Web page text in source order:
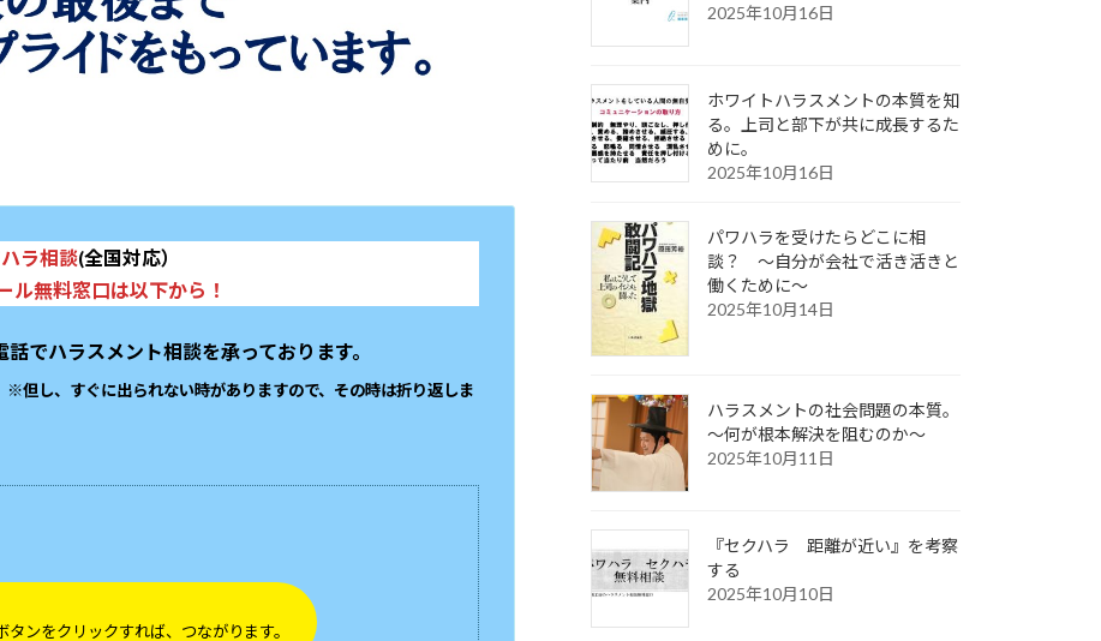
ラ相談(全国対応）
ル無料窓口は以下から！
でハラスメント相談を承っております。
※但し、すぐに出られない時がありますので、その時は折り返しま
タンをクリックすれば、つながります。
2025年10月16日
ホワイトハラスメントの本質を知
る。上司と部下が共に成長するた
めに。
2025年10月16日
パワハラを受けたらどこに相
談？ ～自分が会社で活き活きと
働くために～
2025年10月14日
ハラスメントの社会問題の本質。
～何が根本解決を阻むのか～
2025年10月11日
『セクハラ 距離が近い』を考察
する
2025年10月10日